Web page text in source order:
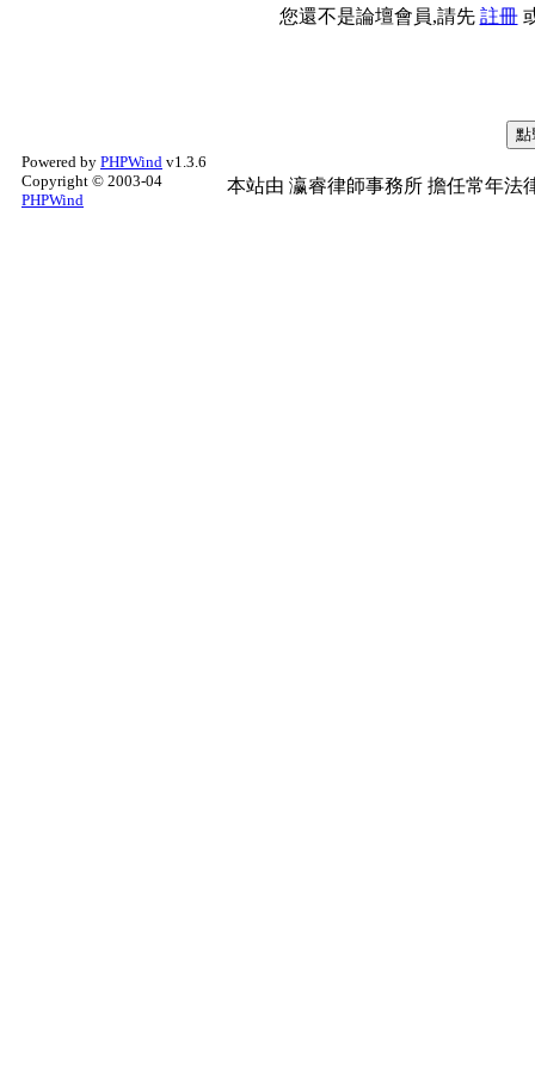
您還不是論壇會員,請先 註冊
Powered by PHPWind v1.3.6
Copyright © 2003-04
PHPWind
本站由 瀛睿律師事務所 擔任常年法